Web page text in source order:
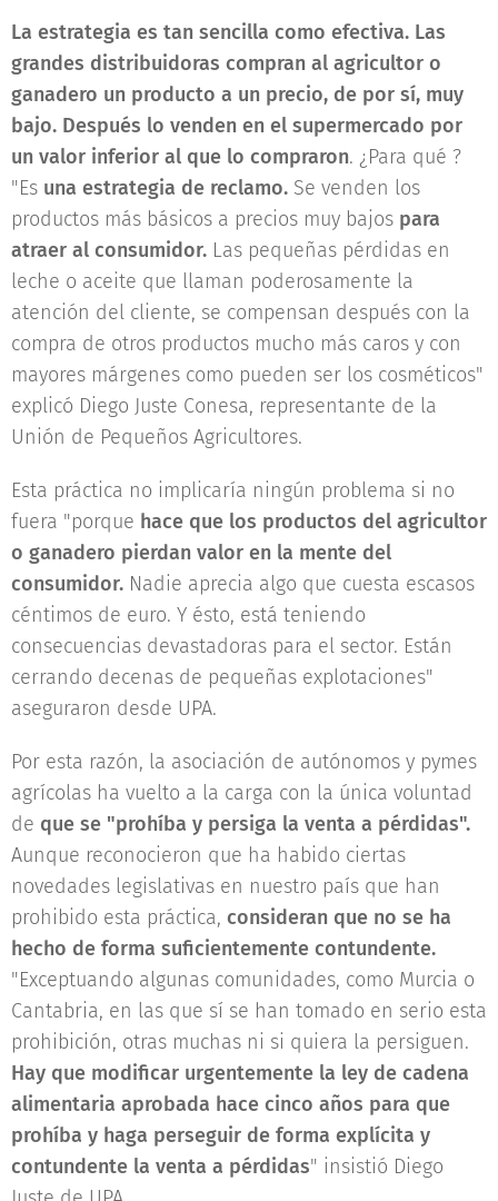
La estrategia es tan sencilla como efectiva. Las
grandes distribuidoras compran al agricultor o
ganadero un producto a un precio, de por sí, muy
bajo. Después lo venden en el supermercado por
un valor inferior al que lo compraron. ¿Para qué ?
"Es una estrategia de reclamo. Se venden los
productos más básicos a precios muy bajos para
atraer al consumidor. Las pequeñas pérdidas en
leche o aceite que llaman poderosamente la
atención del cliente, se compensan después con la
compra de otros productos mucho más caros y con
mayores márgenes como pueden ser los cosméticos"
explicó Diego Juste Conesa, representante de la
Unión de Pequeños Agricultores.
Esta práctica no implicaría ningún problema si no
fuera "porque hace que los productos del agricultor
o ganadero pierdan valor en la mente del
consumidor. Nadie aprecia algo que cuesta escasos
céntimos de euro. Y ésto, está teniendo
consecuencias devastadoras para el sector. Están
cerrando decenas de pequeñas explotaciones"
aseguraron desde UPA.
Por esta razón, la asociación de autónomos y pymes
agrícolas ha vuelto a la carga con la única voluntad
de que se "prohíba y persiga la venta a pérdidas".
Aunque reconocieron que ha habido ciertas
novedades legislativas en nuestro país que han
prohibido esta práctica, consideran que no se ha
hecho de forma suficientemente contundente.
"Exceptuando algunas comunidades, como Murcia o
Cantabria, en las que sí se han tomado en serio esta
prohibición, otras muchas ni si quiera la persiguen.
Hay que modificar urgentemente la ley de cadena
alimentaria aprobada hace cinco años para que
prohíba y haga perseguir de forma explícita y
contundente la venta a pérdidas" insistió Diego